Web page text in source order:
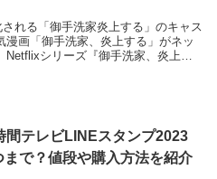
れる「御手洗家炎上する」のキャス
間テレビLINEスタンプ2023
まで？値段や購入方法を紹介